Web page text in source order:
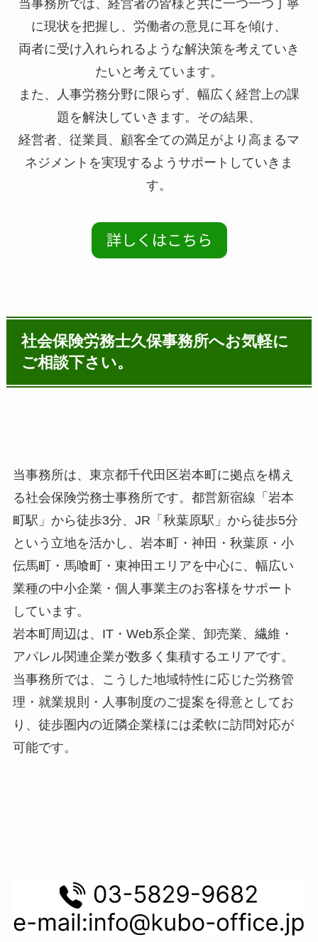
当事務所では、経営者の皆様と共に一つ一つ丁寧
に現状を把握し、労働者の意見に耳を傾け、
両者に受け入れられるような解決策を考えていき
たいと考えています。
また、人事労務分野に限らず、幅広く経営上の課
題を解決していきます。その結果、
経営者、従業員、顧客全ての満足がより高まるマ
ネジメントを実現するようサポートしていきま
す。
社会保険労務士久保事務所へお気軽に
ご相談下さい。
当事務所は、東京都千代田区岩本町に拠点を構え
る社会保険労務士事務所です。都営新宿線「岩本
町駅」から徒歩3分、JR「秋葉原駅」から徒歩5分
という立地を活かし、岩本町・神田・秋葉原・小
伝馬町・馬喰町・東神田エリアを中心に、幅広い
業種の中小企業・個人事業主のお客様をサポート
しています。
岩本町周辺は、IT・Web系企業、卸売業、繊維・
アパレル関連企業が数多く集積するエリアです。
当事務所では、こうした地域特性に応じた労務管
理・就業規則・人事制度のご提案を得意としてお
り、徒歩圏内の近隣企業様には柔軟に訪問対応が
可能です。